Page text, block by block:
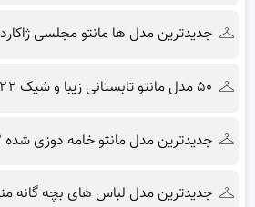
جدیدترین مدل ها مانتو مجلسی ژاکارد
۵۰ مدل مانتو تابستانی زیبا و شیک ۲۰۲۲
جدیدترین مدل مانتو خامه دوزی شده ۲۰۲۲ برای نوروز
جدیدترین مدل لباس های بچه گانه